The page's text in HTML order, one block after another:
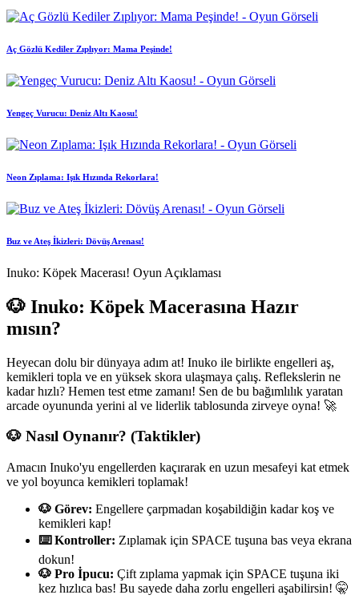
Aç Gözlü Kediler Zıplıyor: Mama Peşinde!
Yengeç Vurucu: Deniz Altı Kaosu!
Neon Zıplama: Işık Hızında Rekorlara!
Buz ve Ateş İkizleri: Dövüş Arenası!
Inuko: Köpek Macerası! Oyun Açıklaması
🐶 Inuko: Köpek Macerasına Hazır
mısın?
Heyecan dolu bir dünyaya adım at! Inuko ile birlikte engelleri aş,
kemikleri topla ve en yüksek skora ulaşmaya çalış. Reflekslerin ne
kadar hızlı? Hemen test etme zamanı! Sen de bu bağımlılık yaratan
arcade oyununda yerini al ve liderlik tablosunda zirveye oyna! 🚀
🐶 Nasıl Oynanır? (Taktikler)
Amacın Inuko'yu engellerden kaçırarak en uzun mesafeyi kat etmek
ve yol boyunca kemikleri toplamak!
🐶 Görev: Engellere çarpmadan koşabildiğin kadar koş ve
kemikleri kap!
⌨️ Kontroller: Zıplamak için SPACE tuşuna bas veya ekrana
dokun!
🐶 Pro İpucu: Çift zıplama yapmak için SPACE tuşuna iki
kez hızlıca bas! Bu sayede daha zorlu engelleri aşabilirsin! 🤫